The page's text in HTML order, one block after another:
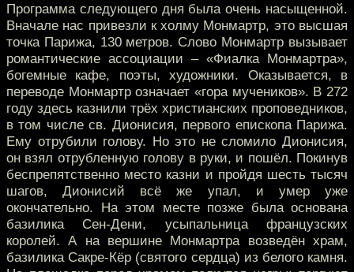
Программа следующего дня была очень насыщенной.
Вначале нас привезли к холму Монмартр, это высшая
точка Парижа, 130 метров. Слово Монмартр вызывает
романтические ассоциации – «Фиалка Монмартра»,
богемные кафе, поэты, художники. Оказывается, в
переводе Монмартр означает «гора мучеников». В 272
году здесь казнили трёх христианских проповедников,
в том числе св. Дионисия, первого епископа Парижа.
Ему отрубили голову. Но это не сломило Дионисия,
он взял отрубленную голову в руки, и пошёл. Покинув
беспрепятственно место казни и пройдя шесть тысяч
шагов, Дионисий всё же упал, и умер уже
окончательно. На этом месте позже была основана
базилика Сен-Дени, усыпальница французских
королей. А на вершине Монмартра возведён храм,
базилика Сакре-Кёр (святого сердца) из белого камня.